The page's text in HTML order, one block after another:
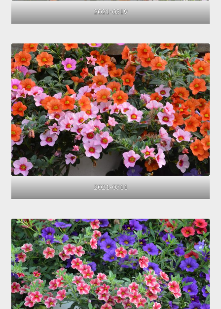
2021-0319
2021-0311